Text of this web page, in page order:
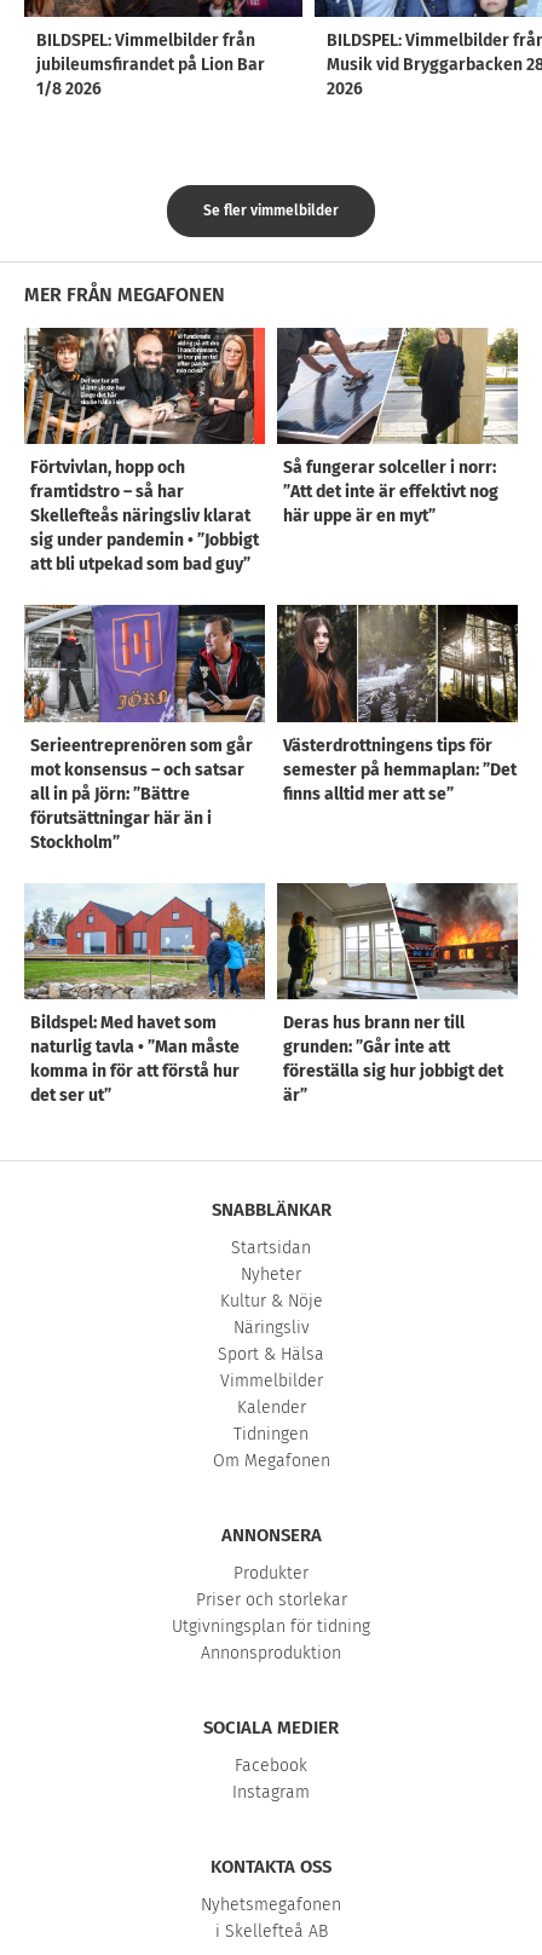
BILDSPEL: Vimmelbilder från
jubileumsfirandet på Lion Bar
1/8 2026
BILDSPEL: Vimmelbilder
Musik vid Bryggarbacken
2026
Se fler vimmelbilder
MER FRÅN MEGAFONEN
Förtvivlan, hopp och
framtidstro – så har
Skellefteås näringsliv klarat
sig under pandemin • ”Jobbigt
att bli utpekad som bad guy”
Så fungerar solceller i norr:
”Att det inte är effektivt nog
här uppe är en myt”
Serieentreprenören som går
mot konsensus – och satsar
all in på Jörn: ”Bättre
förutsättningar här än i
Stockholm”
Västerdrottningens tips för
semester på hemmaplan: ”Det
finns alltid mer att se”
Bildspel: Med havet som
naturlig tavla • ”Man måste
komma in för att förstå hur
det ser ut”
Deras hus brann ner till
grunden: ”Går inte att
föreställa sig hur jobbigt det
är”
SNABBLÄNKAR
Startsidan
Nyheter
Kultur & Nöje
Näringsliv
Sport & Hälsa
Vimmelbilder
Kalender
Tidningen
Om Megafonen
ANNONSERA
Produkter
Priser och storlekar
Utgivningsplan för tidning
Annonsproduktion
SOCIALA MEDIER
Facebook
Instagram
KONTAKTA OSS
Nyhetsmegafonen
i Skellefteå AB